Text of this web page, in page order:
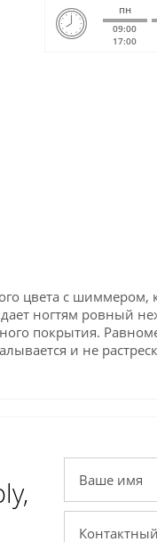
пн
09:00
17:00
цвета с шиммером,
ногтям ровный
покрытия.
и не